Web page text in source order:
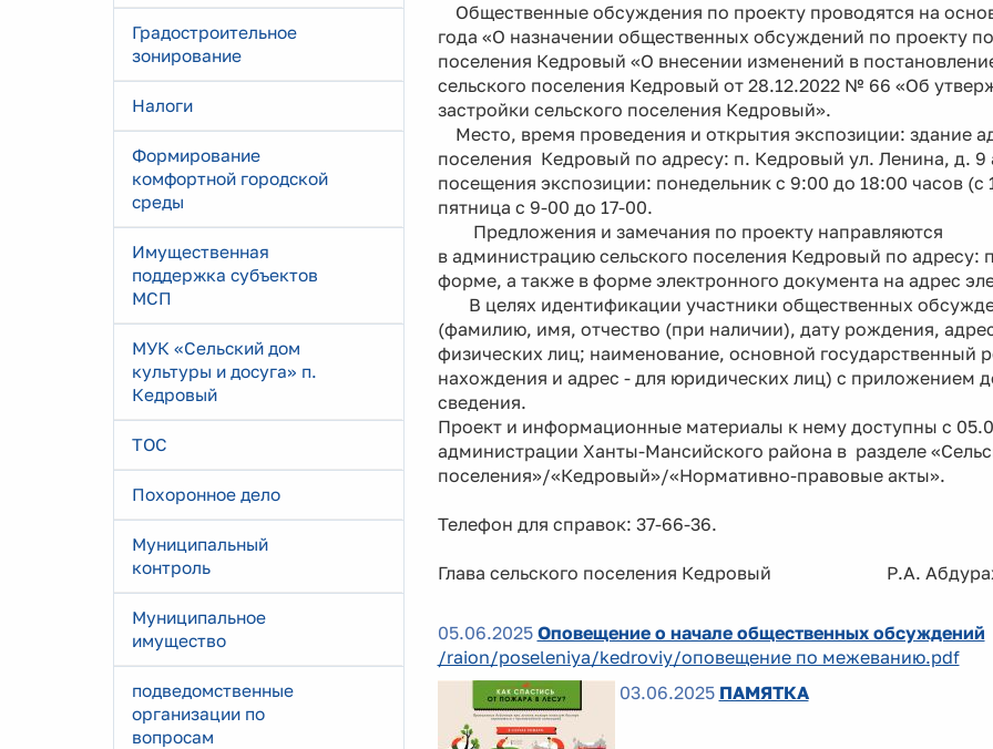
Градостроительное
зонирование
Налоги
Формирование
комфортной городской
среды
Имущественная
поддержка субъектов
МСП
МУК «Сельский дом
культуры и досуга» п.
Кедровый
ТОС
Похоронное дело
Муниципальный
контроль
Муниципальное
имущество
подведомственные
организации по
вопросам
Общественные обсуждения по проекту проводятся на
года «О назначении общественных обсуждений по проекту
поселения Кедровый «О внесении изменений в
сельского поселения Кедровый от 28.12.2022 № 66 «Об
застройки сельского поселения Кедровый».
Место, время проведения и открытия экспозиции: здание
поселения Кедровый по адресу: п. Кедровый ул. Ленина, д. 9
посещения экспозиции: понедельник с 9:00 до 18:00 часов
пятница с 9-00 до 17-00.
Предложения и замечания по проекту направляются
в администрацию сельского поселения Кедровый по
форме, а также в форме электронного документа на адрес
В целях идентификации участники общественных
(фамилию, имя, отчество (при наличии), дату рождения,
физических лиц; наименование, основной государственный
нахождения и адрес - для юридических лиц) с приложением
сведения.
Проект и информационные материалы к нему доступны с
администрации Ханты-Мансийского района в разделе
поселения»/«Кедровый»/«Нормативно-правовые акты».
Телефон для справок: 37-66-36.
Глава сельского поселения Кедровый Р.А.
05.06.2025 Оповещение о начале общественных обсуждений
/raion/poseleniya/kedroviy/оповещение по межеванию.pdf
03.06.2025 ПАМЯТКА